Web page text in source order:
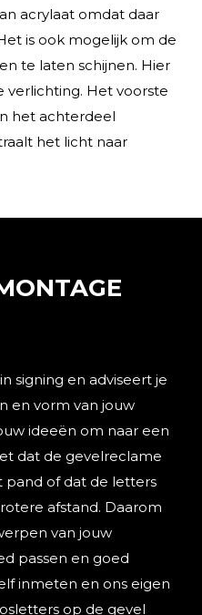
acrylaat omdat daar
is ook mogelijk om de
te laten schijnen. Hier
Het voorste
het achterdeel
het licht naar
signing en adviseert je
en vorm van jouw
ideeën om naar een
dat de gevelreclame
pand of dat de letters
afstand. Daarom
van jouw
passen en goed
inmeten en ons eigen
op de gevel